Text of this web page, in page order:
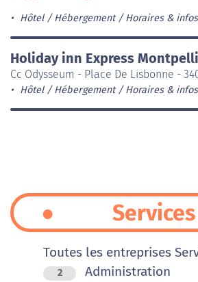
Hôtel / Hébergement Horaires & infos
Holiday inn Express
Cc Odysseum - Place De Lisbonne -
Hôtel / Hébergement Horaires & infos
Services
Toutes les entreprises
2 Administration